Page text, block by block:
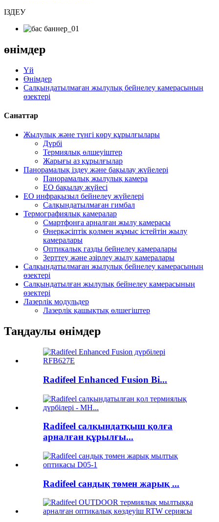
ІЗДЕУ
өнімдер
Үй
Өнімдер
Салқындатылмаған жылулық бейнелеу камерасының
өзектері
Санаттар
Жылулық және түнгі көру құрылғылары
Дүрбі
Термиялық өлшеуіштер
Жарығы аз құрылғылар
Панорамалық іздеу және бақылау жүйелері
Панорамалық жылулық камера
EO бақылау жүйесі
EO инфрақызыл бейнелеу жүйелері
Салқындатылмаған гимбал
Термографиялық камералар
Смартфонға арналған жылу камерасы
Өнеркәсіптік қолмен жұмыс істейтін жылу
камералары
Оптикалық газды бейнелеу камералары
Зерттеу және әзірлеу жылу камералары
Салқындатылмаған жылулық бейнелеу камерасының
өзектері
Салқындатылған жылулық бейнелеу камерасының
өзектері
Лазерлік модульдер
Лазерлік қашықтық өлшегіштер
Таңдаулы өнімдер
Radifeel Enhanced Fusion Bi...
Radifeel салқындатқыш қолға
арналған құрылғы...
Radifeel сандық төмен жарық ...